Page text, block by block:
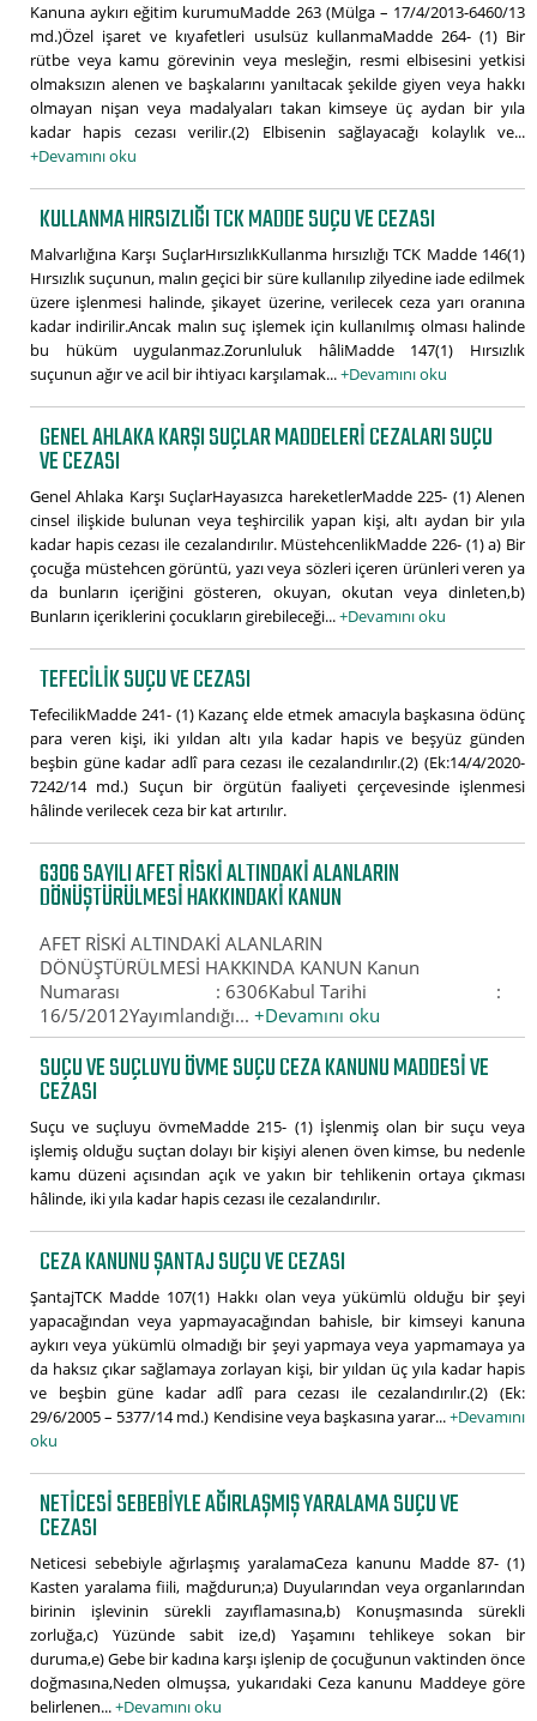
Kanuna aykırı eğitim kurumuMadde 263 (Mülga – 17/4/2013-6460/13
md.)Özel işaret ve kıyafetleri usulsüz kullanmaMadde 264- (1) Bir
rütbe veya kamu görevinin veya mesleğin, resmi elbisesini yetkisi
olmaksızın alenen ve başkalarını yanıltacak şekilde giyen veya hakkı
olmayan nişan veya madalyaları takan kimseye üç aydan bir yıla
kadar hapis cezası verilir.(2) Elbisenin sağlayacağı kolaylık ve...
+Devamını oku
KULLANMA HIRSIZLIĞI TCK MADDE SUÇU VE CEZASI
Malvarlığına Karşı SuçlarHırsızlıkKullanma hırsızlığı TCK Madde 146(1)
Hırsızlık suçunun, malın geçici bir süre kullanılıp zilyedine iade edilmek
üzere işlenmesi halinde, şikayet üzerine, verilecek ceza yarı oranına
kadar indirilir.Ancak malın suç işlemek için kullanılmış olması halinde
bu hüküm uygulanmaz.Zorunluluk hâliMadde 147(1) Hırsızlık
suçunun ağır ve acil bir ihtiyacı karşılamak...+Devamını oku
GENEL AHLAKA KARŞI SUÇLAR MADDELERI CEZALARI SUÇU
VE CEZASI
Genel Ahlaka Karşı SuçlarHayasızca hareketlerMadde 225- (1) Alenen
cinsel ilişkide bulunan veya teşhircilik yapan kişi, altı aydan bir yıla
kadar hapis cezası ile cezalandırılır. MüstehcenlikMadde 226- (1) a) Bir
çocuğa müstehcen görüntü, yazı veya sözleri içeren ürünleri veren ya
da bunların içeriğini gösteren, okuyan, okutan veya dinleten,b)
Bunların içeriklerini çocukların girebileceği...+Devamını oku
TEFECILIK SUÇU VE CEZASI
TefecilikMadde 241- (1) Kazanç elde etmek amacıyla başkasına ödünç
para veren kişi, iki yıldan altı yıla kadar hapis ve beşyüz günden
beşbin güne kadar adlî para cezası ile cezalandırılır.(2) (Ek:14/4/2020-
7242/14 md.) Suçun bir örgütün faaliyeti çerçevesinde işlenmesi
hâlinde verilecek ceza bir kat artırılır.
6306 SAYILI AFET RISKI ALTINDAKI ALANLARIN
DÖNÜŞTÜRÜLMESI HAKKINDAKI KANUN
AFET RİSKİ ALTINDAKİ ALANLARIN
DÖNÜŞTÜRÜLMESİ HAKKINDA KANUN Kanun
Numarası : 6306Kabul Tarihi :
16/5/2012Yayımlandığı...+Devamını oku
SUÇU VE SUÇLUYU ÖVME SUÇU CEZA KANUNU MADDESI VE
CEZASI
Suçu ve suçluyu övmeMadde 215- (1) İşlenmiş olan bir suçu veya
işlemiş olduğu suçtan dolayı bir kişiyi alenen öven kimse, bu nedenle
kamu düzeni açısından açık ve yakın bir tehlikenin ortaya çıkması
hâlinde, iki yıla kadar hapis cezası ile cezalandırılır.
CEZA KANUNU ŞANTAJ SUÇU VE CEZASI
ŞantajTCK Madde 107(1) Hakkı olan veya yükümlü olduğu bir şeyi
yapacağından veya yapmayacağından bahisle, bir kimseyi kanuna
aykırı veya yükümlü olmadığı bir şeyi yapmaya veya yapmamaya ya
da haksız çıkar sağlamaya zorlayan kişi, bir yıldan üç yıla kadar hapis
ve beşbin güne kadar adlî para cezası ile cezalandırılır.(2) (Ek:
29/6/2005 – 5377/14 md.) Kendisine veya başkasına yarar...+Devamını
oku
NETICESI SEBEBIYLE AĞIRLAŞMIŞ YARALAMA SUÇU VE
CEZASI
Neticesi sebebiyle ağırlaşmış yaralamaCeza kanunu Madde 87- (1)
Kasten yaralama fiili, mağdurun;a) Duyularından veya organlarından
birinin işlevinin sürekli zayıflamasına,b) Konuşmasında sürekli
zorluğa,c) Yüzünde sabit ize,d) Yaşamını tehlikeye sokan bir
duruma,e) Gebe bir kadına karşı işlenip de çocuğunun vaktinden önce
doğmasına,Neden olmuşsa, yukarıdaki Ceza kanunu Maddeye göre
belirlenen...+Devamını oku